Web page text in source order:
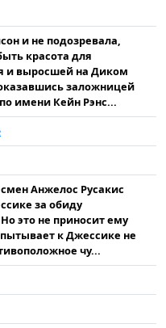
и не подозревала,
красота для
выросшей на Диком
заложницей
имени Кейн Рэнс...
Анжелос Русакис
за обиду
это не приносит ему
к Джессике не
чу...